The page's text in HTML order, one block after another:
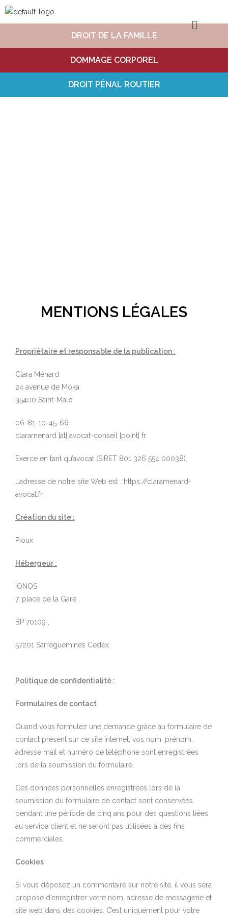
DROIT DE LA FAMILLE
DOMMAGE CORPOREL
DROIT PÉNAL ROUTIER
MENTIONS LÉGALES
Propriétaire et responsable de la publication :
Clara Ménard
24 avenue de Moka
35400 Saint-Malo
06-81-10-45-66
claramenard [at] avocat-conseil [point] fr
Exerce en tant qu’avocat (SIRET 801 326 554 00038).
L’adresse de notre site Web est : https://claramenard-
avocat.fr.
Création du site :
Pioux
Hébergeur :
IONOS
7, place de la Gare ,
BP 70109 ,
57201 Sarreguemines Cedex
Politique de confidentialité :
Formulaires de contact
Quand vous formulez une demande grâce au formulaire de
contact présent sur ce site internet, vos nom, prénom,
adresse mail et numéro de téléphone sont enregistrées
lors de la soumission du formulaire.
Ces données personnelles enregistrées lors de la
soumission du formulaire de contact sont conservées
pendant une période de cinq ans pour des questions liées
au service client et ne seront pas utilisées à des fins
commerciales.
Cookies
Si vous déposez un commentaire sur notre site, il vous sera
proposé d’enregistrer votre nom, adresse de messagerie et
site web dans des cookies. C’est uniquement pour votre